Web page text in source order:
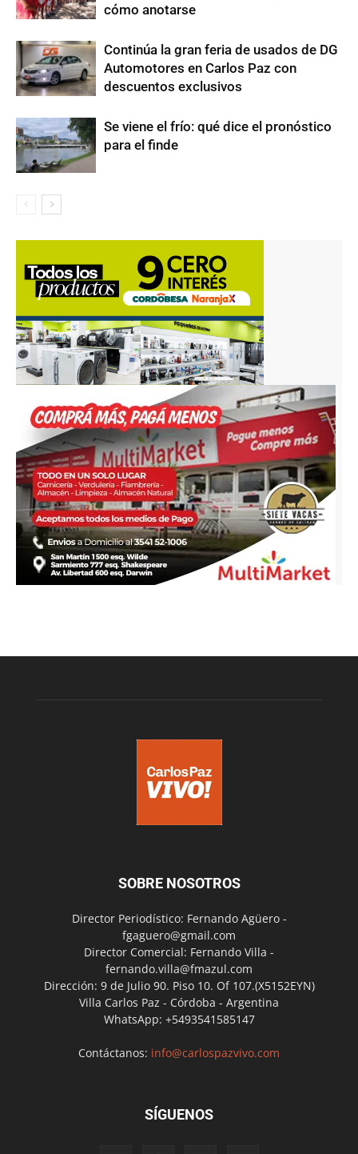
cómo anotarse
Continúa la gran feria de usados de DG
Automotores en Carlos Paz con
descuentos exclusivos
Se viene el frío: qué dice el pronóstico
para el finde
SOBRE NOSOTROS
Director Periodístico: Fernando Agüero -
fgaguero@gmail.com
Director Comercial: Fernando Villa -
fernando.villa@fmazul.com
Dirección: 9 de Julio 90. Piso 10. Of 107.(X5152EYN)
Villa Carlos Paz - Córdoba - Argentina
WhatsApp: +5493541585147
Contáctanos: info@carlospazvivo.com
SÍGUENOS